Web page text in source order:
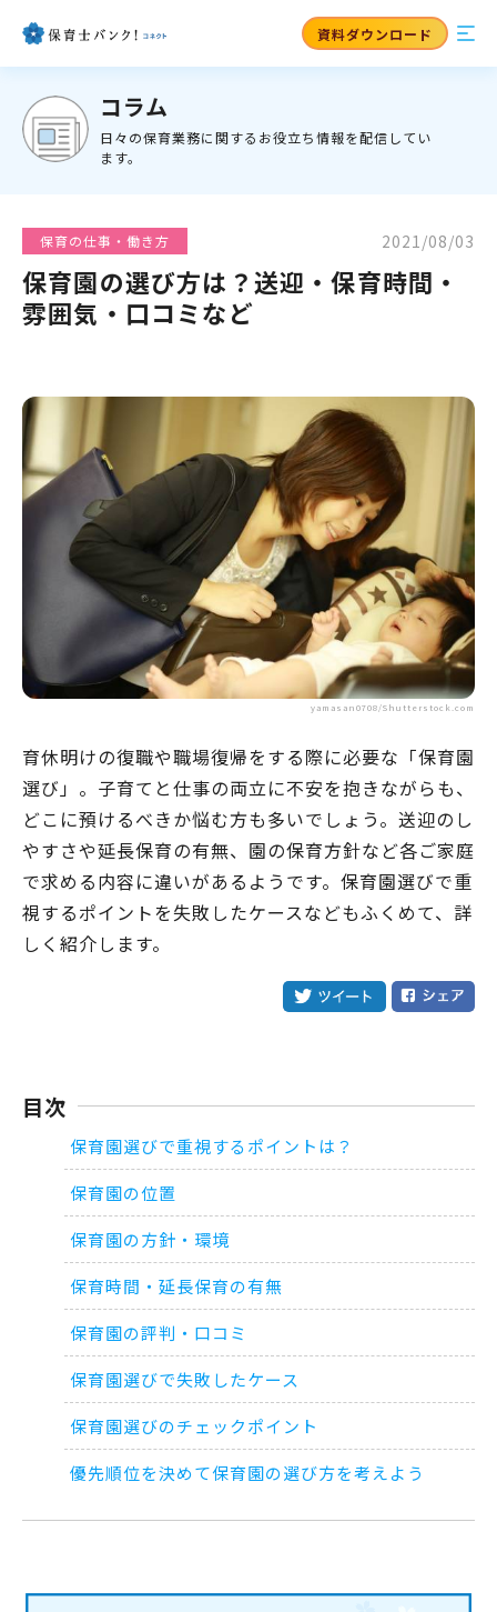
資料ダウンロード
コラム
日々の保育業務に関するお役立ち情報を配信してい
ます。
保育の仕事・働き方 2021/08/03
保育園の選び方は？送迎・保育時間・
雰囲気・口コミなど
yamasan0708/Shutterstock.com
育休明けの復職や職場復帰をする際に必要な「保育園
選び」。子育てと仕事の両立に不安を抱きながらも、
どこに預けるべきか悩む方も多いでしょう。送迎のし
やすさや延長保育の有無、園の保育方針など各ご家庭
で求める内容に違いがあるようです。保育園選びで重
視するポイントを失敗したケースなどもふくめて、詳
しく紹介します。
目次
保育園選びで重視するポイントは？
保育園の位置
保育園の方針・環境
保育時間・延長保育の有無
保育園の評判・口コミ
保育園選びで失敗したケース
保育園選びのチェックポイント
優先順位を決めて保育園の選び方を考えよう